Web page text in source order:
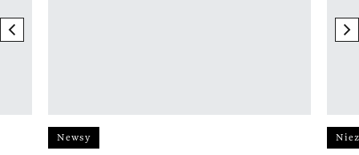
previous element
Newsy